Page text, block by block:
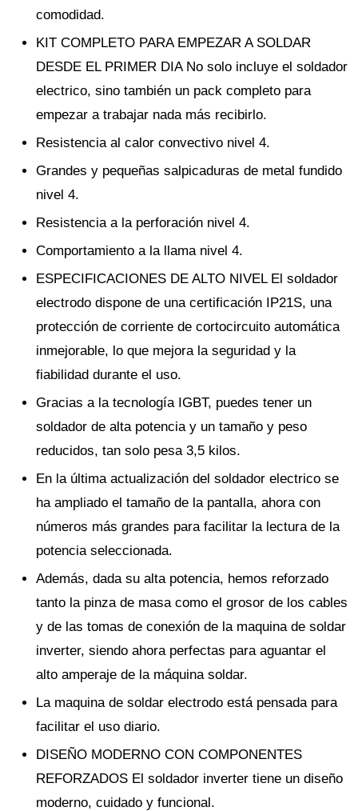
comodidad.
KIT COMPLETO PARA EMPEZAR A SOLDAR
DESDE EL PRIMER DIA No solo incluye el soldador
electrico, sino también un pack completo para
empezar a trabajar nada más recibirlo.
Resistencia al calor convectivo nivel 4.
Grandes y pequeñas salpicaduras de metal fundido
nivel 4.
Resistencia a la perforación nivel 4.
Comportamiento a la llama nivel 4.
ESPECIFICACIONES DE ALTO NIVEL El soldador
electrodo dispone de una certificación IP21S, una
protección de corriente de cortocircuito automática
inmejorable, lo que mejora la seguridad y la
fiabilidad durante el uso.
Gracias a la tecnología IGBT, puedes tener un
soldador de alta potencia y un tamaño y peso
reducidos, tan solo pesa 3,5 kilos.
En la última actualización del soldador electrico se
ha ampliado el tamaño de la pantalla, ahora con
números más grandes para facilitar la lectura de la
potencia seleccionada.
Además, dada su alta potencia, hemos reforzado
tanto la pinza de masa como el grosor de los cables
y de las tomas de conexión de la maquina de soldar
inverter, siendo ahora perfectas para aguantar el
alto amperaje de la máquina soldar.
La maquina de soldar electrodo está pensada para
facilitar el uso diario.
DISEÑO MODERNO CON COMPONENTES
REFORZADOS El soldador inverter tiene un diseño
moderno, cuidado y funcional.